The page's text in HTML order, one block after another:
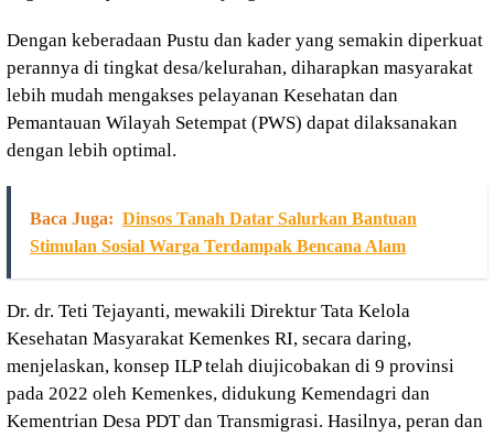
Dengan keberadaan Pustu dan kader yang semakin diperkuat
perannya di tingkat desa/kelurahan, diharapkan masyarakat
lebih mudah mengakses pelayanan Kesehatan dan
Pemantauan Wilayah Setempat (PWS) dapat dilaksanakan
dengan lebih optimal.
Baca Juga: Dinsos Tanah Datar Salurkan Bantuan
Stimulan Sosial Warga Terdampak Bencana Alam
Dr. dr. Teti Tejayanti, mewakili Direktur Tata Kelola
Kesehatan Masyarakat Kemenkes RI, secara daring,
menjelaskan, konsep ILP telah diujicobakan di 9 provinsi
pada 2022 oleh Kemenkes, didukung Kemendagri dan
Kementrian Desa PDT dan Transmigrasi. Hasilnya, peran dan